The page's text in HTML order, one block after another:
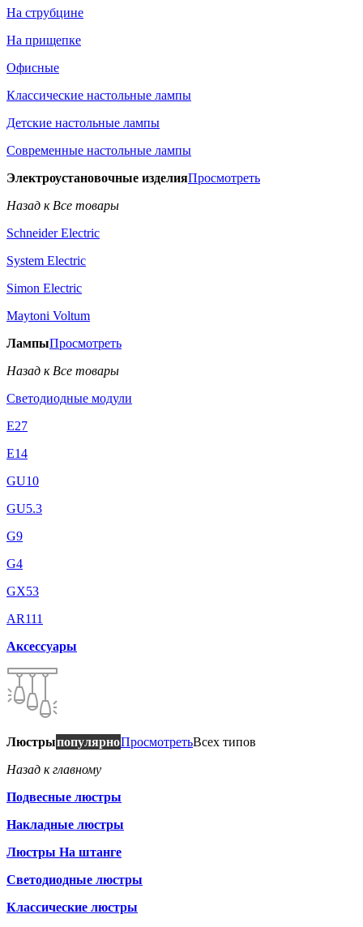
На струбцине
На прищепке
Офисные
Классические настольные лампы
Детские настольные лампы
Современные настольные лампы
Электроустановочные изделияПросмотреть
Назад к Все товары
Schneider Electric
System Electric
Simon Electric
Maytoni Voltum
ЛампыПросмотреть
Назад к Все товары
Светодиодные модули
E27
E14
GU10
GU5.3
G9
G4
GX53
AR111
Аксессуары
ЛюстрыпопулярноПросмотретьВсех типов
Назад к главному
Подвесные люстры
Накладные люстры
Люстры На штанге
Светодиодные люстры
Классические люстры